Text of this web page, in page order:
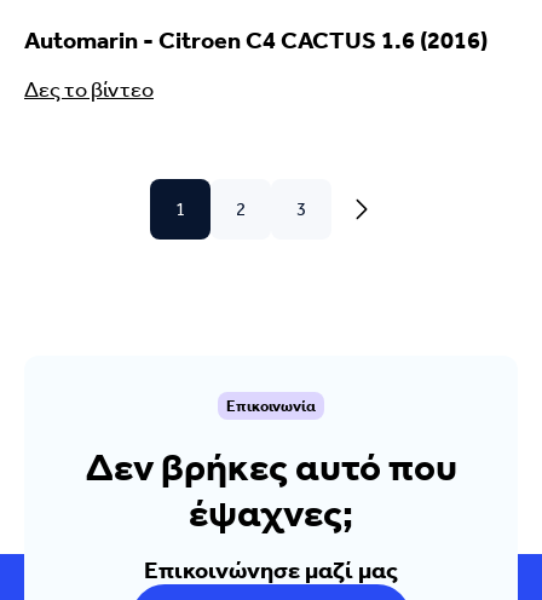
Automarin - Citroen C4 CACTUS 1.6 (2016)
Δες το βίντεο
1 2 3
Επικοινωνία
Δεν βρήκες αυτό που
έψαχνες;
Επικοινώνησε μαζί μας